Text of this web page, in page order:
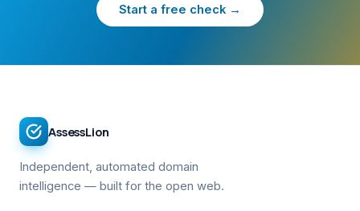
Start a free check →
AssessLion
Independent, automated domain
intelligence — built for the open web.